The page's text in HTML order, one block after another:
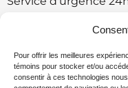
Pour offrir les meilleures
témoins pour stocker et/ou
consentir à ces technologies
Retour et échange
Conditions
Politique de vente